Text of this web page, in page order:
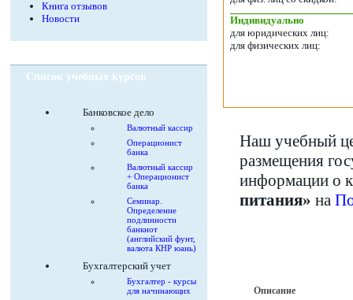
Книга отзывов
Новости
Список учебных курсов
Банковское дело
Валютный кассир
Операционист
банка
Валютный кассир
+ Операционист
банка
Семинар.
Определение
подлинности
банкнот
(английский фунт,
валюта КНР юань)
Бухгалтерский учет
Бухгалтер - курсы
для начинающих
Индивидуально
для юридических лиц:
для физических лиц:
Наш учебный
размещения
информации о
питания» на
Описание